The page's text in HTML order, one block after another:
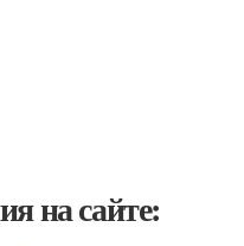
на сайте: